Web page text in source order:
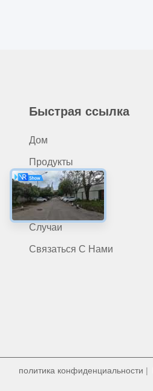
Быстрая ссылка
Дом
Продукты
О Нас
Новости
Случаи
Связаться С Нами
политика конфиденциальности |